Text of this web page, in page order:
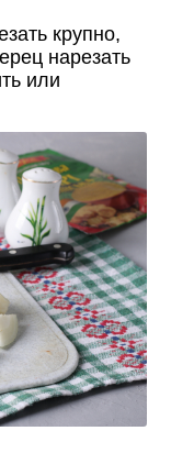
крупно,
нарезать
или